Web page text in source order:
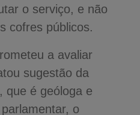
o serviço, e não
cofres públicos.
a avaliar
sugestão da
que é geóloga e
o